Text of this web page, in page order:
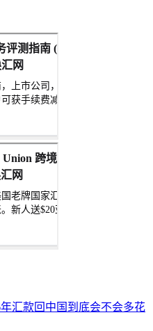
汇款回中国到底会不会多花